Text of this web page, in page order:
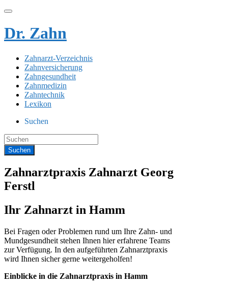
Dr. Zahn
Zahnarzt-Verzeichnis
Zahnversicherung
Zahngesundheit
Zahnmedizin
Zahntechnik
Lexikon
Suchen
Zahnarztpraxis Zahnarzt Georg
Ferstl
Ihr Zahnarzt in Hamm
Bei Fragen oder Problemen rund um Ihre Zahn- und
Mundgesundheit stehen Ihnen hier erfahrene Teams
zur Verfügung. In den aufgeführten Zahnarztpraxis
wird Ihnen sicher gerne weitergeholfen!
Einblicke in die Zahnarztpraxis in Hamm